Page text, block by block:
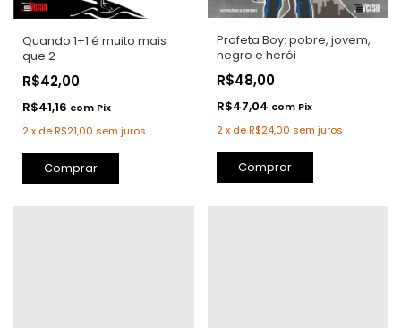
Quando 1+1 é muito mais
que 2
R$42,00
R$41,16 com Pix
2x deR$21,00 sem juros
Comprar
Profeta Boy: pobre, jovem,
negro e herói
R$48,00
R$47,04 com Pix
2 x deR$24,00 sem juros
Comprar